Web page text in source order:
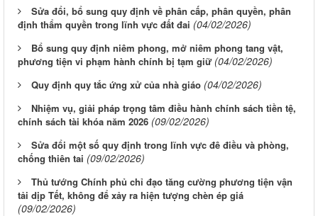
Sửa đổi, bổ sung quy định về phân cấp, phân quyền, phân
định thẩm quyền trong lĩnh vực đất đai (04/02/2026)
Bổ sung quy định niêm phong, mở niêm phong tang vật,
phương tiện vi phạm hành chính bị tạm giữ (04/02/2026)
Quy định quy tắc ứng xử của nhà giáo (04/02/2026)
Nhiệm vụ, giải pháp trọng tâm điều hành chính sách tiền tệ,
chính sách tài khóa năm 2026 (09/02/2026)
Sửa đổi một số quy định trong lĩnh vực đê điều và phòng,
chống thiên tai (09/02/2026)
Thủ tướng Chính phủ chỉ đạo tăng cường phương tiện vận
tải dịp Tết, không để xảy ra hiện tượng chèn ép giá
(09/02/2026)